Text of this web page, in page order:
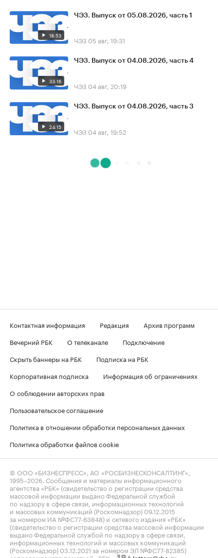
18:53
ЧЭЗ. Выпуск от 05.08.2026, часть 1
ЧЭЗ 05 авг, 19:31
33:16
ЧЭЗ. Выпуск от 04.08.2026, часть 4
ЧЭЗ 04 авг, 20:19
24:15
ЧЭЗ. Выпуск от 04.08.2026, часть 3
ЧЭЗ 04 авг, 19:52
Контактная информация Редакция
Архив программ
Вечерний РБК
О телеканале
Подключение
Скрыть баннеры на РБК
Подписка на РБК
Корпоративная подписка
Информация об ограничениях
О соблюдении авторских прав
Пользовательское соглашение
Политика в отношении обработки персональных данных
Политика обработки файлов cookie
© ООО «БИЗНЕСПРЕСС», АО «РОСБИЗНЕСКОНСАЛТИНГ»,
1995–2026 . Сообщения и материалы информационного
агентства «РБК» (свидетельство о регистрации средства
массовой информации выдано Федеральной службой
по надзору в сфере связи, информационных технологий
и массовых коммуникаций (Роскомнадзор) 09.12.2015
за номером ИА №ФС77-63848) и сетевого издания «РБК»
(свидетельство о регистрации средства массовой информации
выдано Федеральной службой по надзору в сфере связи,
информационных технологий и массовых коммуникаций
(Роскомнадзор) 03.12.2021 за номером ЭЛ №ФС77-82385)